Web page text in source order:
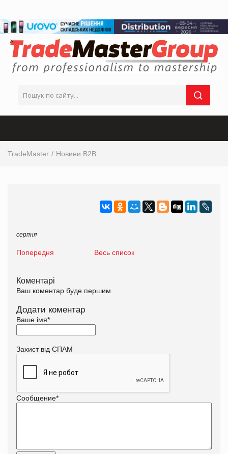
TradeMaster Новини B2B
серпня
Попередня Весь список
Коментарі
Ваш коментар буде першим.
Додати коментар
Ваше імя*
Захист від СПАМ
Сообщение*